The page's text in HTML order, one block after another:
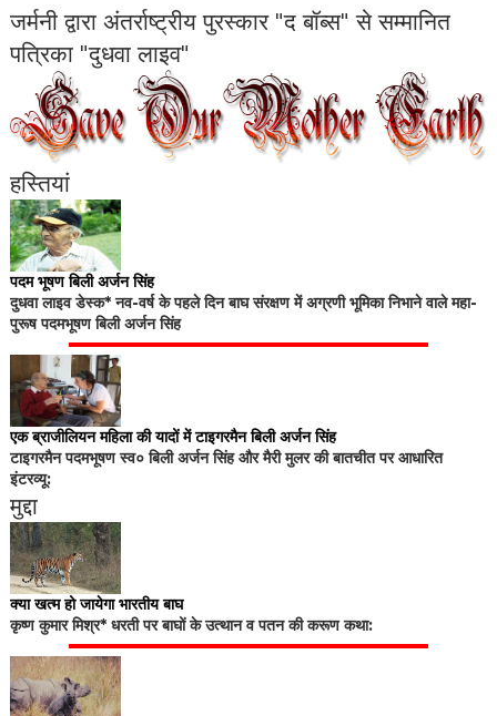
जर्मनी द्वारा अंतर्राष्ट्रीय पुरस्कार "द बॉब्स" से सम्मानित
पत्रिका "दुधवा लाइव"
हस्तियां
पदम भूषण बिली अर्जन सिंह
दुधवा लाइव डेस्क* नव-वर्ष के पहले दिन बाघ संरक्षण में अग्रणी भूमिका निभाने वाले महा-
पुरूष पदमभूषण बिली अर्जन सिंह
एक ब्राजीलियन महिला की यादों में टाइगरमैन बिली अर्जन सिंह
टाइगरमैन पदमभूषण स्व० बिली अर्जन सिंह और मैरी मुलर की बातचीत पर आधारित
इंटरव्यू:
मुद्दा
क्या खत्म हो जायेगा भारतीय बाघ
कृष्ण कुमार मिश्र* धरती पर बाघों के उत्थान व पतन की करूण कथा: